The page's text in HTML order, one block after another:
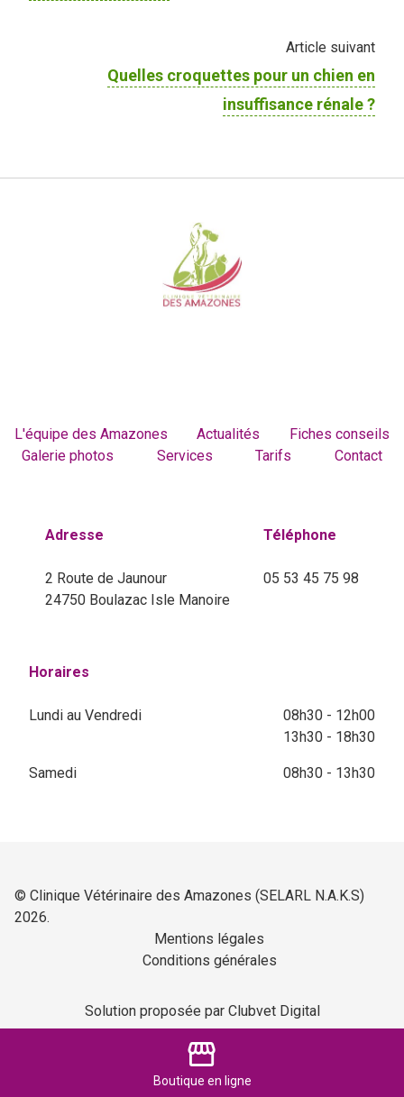
Article suivant
Quelles croquettes pour un chien en
insuffisance rénale ?
storefront
Boutique en ligne
L'équipe des Amazones Actualités
Fiches conseils
Galerie photos
Services Tarifs Contact
Adresse
2 Route de Jaunour
24750 Boulazac Isle Manoire
Téléphone
05 53 45 75 98
Horaires
Lundi au Vendredi
08h30 - 12h00
13h30 - 18h30
Samedi 08h30 - 13h30
© Clinique Vétérinaire des Amazones (SELARL N.A.K.S)
2026.
Mentions légales
Conditions générales
Solution proposée par Clubvet Digital